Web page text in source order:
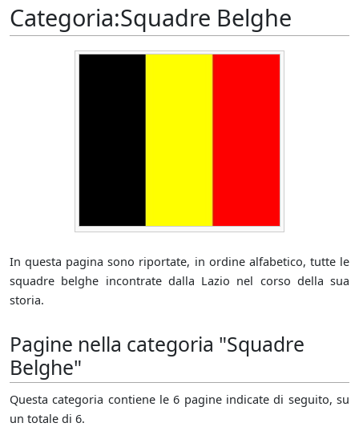
Categoria:Squadre Belghe
In questa pagina sono riportate, in ordine alfabetico, tutte le
squadre belghe incontrate dalla Lazio nel corso della sua
storia.
Pagine nella categoria "Squadre
Belghe"
Questa categoria contiene le 6 pagine indicate di seguito, su
un totale di 6.